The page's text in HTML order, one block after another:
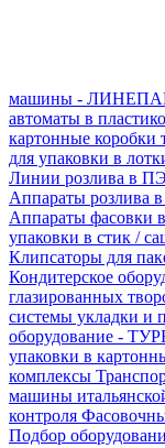
машины -
автоматы в
картонные коробки
для упаковки в
Линии розлива в
Аппараты розлива
Аппараты фасовки
упаковки в стик /
Клипсаторы для
Кондитерское
глазированных
системы укладки и
оборудование -
упаковки в
комплексы
машины
контроля
Подбор